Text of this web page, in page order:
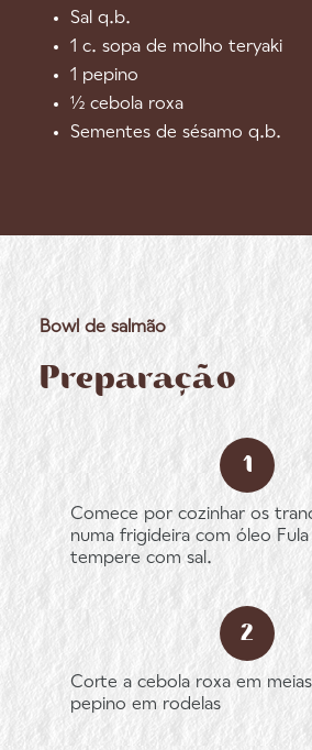
Bowl de salmão
Preparação
Comece por cozinhar os
numa frigideira com óleo
tempere com sal.
Corte a cebola roxa em
pepino em rodelas
Sal q.b.
1 c. sopa de molho teryaki
1 pepino
½ cebola roxa
Sementes de sésamo q.b.